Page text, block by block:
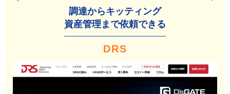
調達からキッティング
資産管理まで依頼できる
DRS